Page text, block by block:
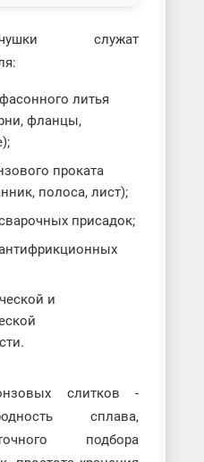
служат
литья
фланцы,
проката
полоса, лист);
присадок;
и
слитков -
сплава,
подбора